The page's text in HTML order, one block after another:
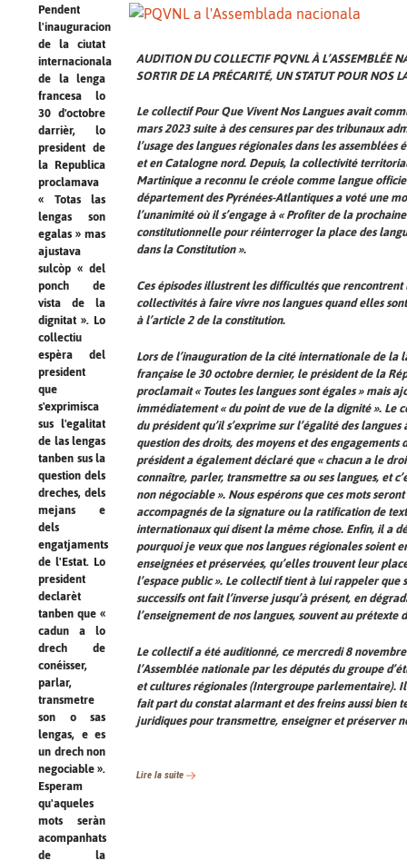
Pendent
l'inauguracion
de la ciutat
internacionala
de la lenga
francesa lo
30 d'octobre
darrièr, lo
president de
la Republica
proclamava
« Totas las
lengas son
egalas » mas
ajustava
sulcòp « del
ponch de
vista de la
dignitat ». Lo
collectiu
espèra del
president
que
s'exprimisca
sus l'egalitat
de las lengas
tanben sus la
question dels
dreches, dels
mejans e
dels
engatjaments
de l'Estat. Lo
president
declarèt
tanben que «
cadun a lo
drech de
conéisser,
parlar,
transmetre
son o sas
lengas, e es
un drech non
negociable ».
Esperam
qu'aqueles
mots seràn
acompanhats
de la
AUDITION DU COLLECTIF PQVNL À L’ASSEMBLÉE
SORTIR DE LA PRÉCARITÉ, UN STATUT POUR NOS
Le collectif Pour Que Vivent Nos Langues avait
mars 2023 suite à des censures par des tribunaux
l’usage des langues régionales dans les assemblées
et en Catalogne nord. Depuis, la collectivité
Martinique a reconnu le créole comme langue
département des Pyrénées-Atlantiques a voté une
l’unanimité où il s’engage à « Profiter de la
constitutionnelle pour réinterroger la place des
dans la Constitution ».
Ces épisodes illustrent les difficultés que rencontrent
collectivités à faire vivre nos langues quand elles
à l’article 2 de la constitution.
Lors de l’inauguration de la cité internationale de la
française le 30 octobre dernier, le président de la
proclamait « Toutes les langues sont égales » mais
immédiatement « du point de vue de la dignité ». Le
du président qu’il s’exprime sur l’égalité des langues
question des droits, des moyens et des engagements
président a également déclaré que « chacun a le
connaître, parler, transmettre sa ou ses langues, et
non négociable ». Nous espérons que ces mots seront
accompagnés de la signature ou la ratification de
internationaux qui disent la même chose. Enfin, il a
pourquoi je veux que nos langues régionales soient
enseignées et préservées, qu’elles trouvent leur
l’espace public ». Le collectif tient à lui rappeler que
successifs ont fait l’inverse jusqu’à présent, en
l’enseignement de nos langues, souvent au prétexte
Le collectif a été auditionné, ce mercredi 8
l’Assemblée nationale par les députés du groupe
et cultures régionales (Intergroupe parlementaire).
fait part du constat alarmant et des freins aussi bien
juridiques pour transmettre, enseigner et préserver
Lire la suite